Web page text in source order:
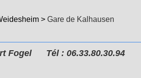
> Gare de Kalhausen
FogelTél : 06.33.80.30.94